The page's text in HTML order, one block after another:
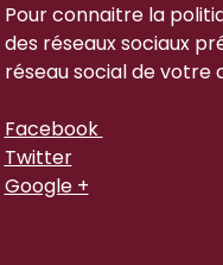
Pour connaitre la
des réseaux sociaux
réseau social de votre
Facebook
Twitter
Google +